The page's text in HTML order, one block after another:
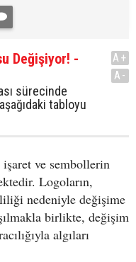
Değişiyor! -
sürecinde
tabloyu
A+
A-
işaret ve sembollerin
Logoların,
nedeniyle değişime
birlikte, değişim
algıları